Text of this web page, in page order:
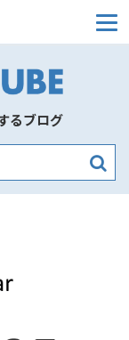
メ
るブログ